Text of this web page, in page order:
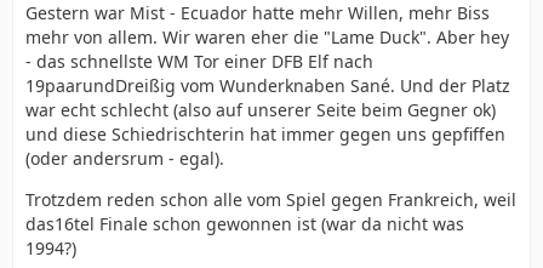
Gestern war Mist - Ecuador hatte mehr Willen, mehr Biss
mehr von allem. Wir waren eher die "Lame Duck". Aber hey
- das schnellste WM Tor einer DFB Elf nach
19paarundDreißig vom Wunderknaben Sané. Und der Platz
war echt schlecht (also auf unserer Seite beim Gegner ok)
und diese Schiedrischterin hat immer gegen uns gepfiffen
(oder andersrum - egal).
Trotzdem reden schon alle vom Spiel gegen Frankreich, weil
das16tel Finale schon gewonnen ist (war da nicht was
1994?)